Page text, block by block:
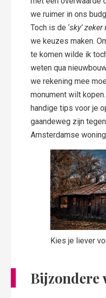
we ruimer in ons
Toch is de ‘sky’
we keuzes maken.
te komen wilde ik
weten qua
we rekening mee
monument wilt
handige tips voor je
gaandeweg zijn
Amsterdamse
Kies je liever
Bijzondere